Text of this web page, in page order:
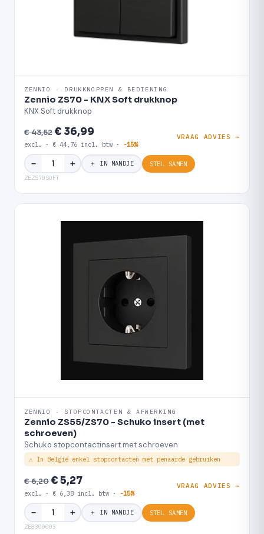
ZENNIO · DRUKKNOPPEN & BEDIENING
Zennio ZS70 - KNX Soft drukknop
KNX Soft drukknop
€ 43,52€ 36,99
excl. · € 44,76 incl. btw · -15%
VRAAG ADVIES →
− ＋ ＋ IN MANDJE STEL SAMEN
ZEZS70SOFT
ZENNIO · STOPCONTACTEN & AFWERKING
Zennio ZS55/ZS70 - Schuko insert (met
schroeven)
Schuko stopcontactinsert met schroeven
⚠ In België enkel stopcontacten met penaarde gebruiken
€ 6,20€ 5,27
excl. · € 6,38 incl. btw · -15%
VRAAG ADVIES →
− ＋ ＋ IN MANDJE STEL SAMEN
ZE8300003